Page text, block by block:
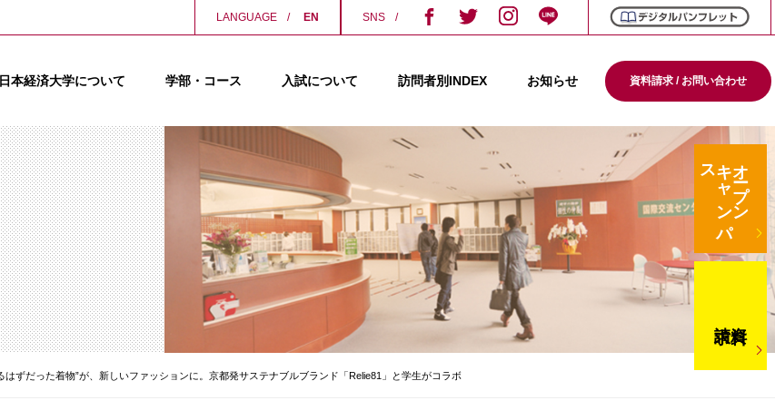
LANGUAGE EN SNS
日本経済大学について 学部・コース 入試について 訪問者別INDEX お知らせ 資料請求 / お問い合わせ
オープン
キ
ャ
ン
パ
ス
はずだった着物”が、新しいファッションに。京都発サステナブルブランド「Relie81」と学生がコラボ